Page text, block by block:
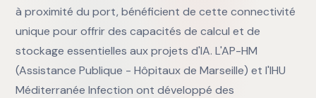
à proximité du port, bénéficient de cette connectivité
unique pour offrir des capacités de calcul et de
stockage essentielles aux projets d'IA. L'AP-HM
(Assistance Publique - Hôpitaux de Marseille) et l'IHU
Méditerranée Infection ont développé des